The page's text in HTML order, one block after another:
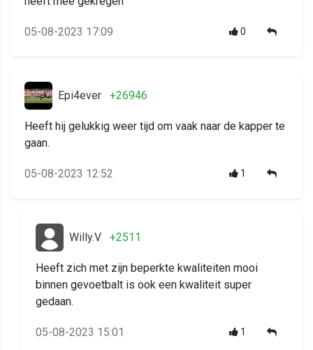
05-08-2023 17:09 0
Epi4ever +26946
Heeft hij gelukkig weer tijd om vaak naar de kapper te
gaan.
05-08-2023 12:52 1
Willy.V +2511
Heeft zich met zijn beperkte kwaliteiten mooi
binnen gevoetbalt is ook een kwaliteit super
gedaan.
05-08-2023 15:01 1